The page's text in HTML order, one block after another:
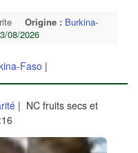
Origine : Burkina-
08/2026
Faso |
| NC fruits secs et